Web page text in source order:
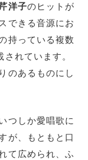
洋子のヒットが
できる音源にお
持っている複数
れています。
のあるものにし
つしか愛唱歌に
が、もともと口
て広められ、ふ